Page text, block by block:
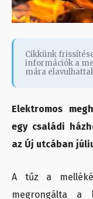
Cikkünk
információk a
mára
Elektromos
egy családi
az Új utcában
A tűz a
megrongálta a